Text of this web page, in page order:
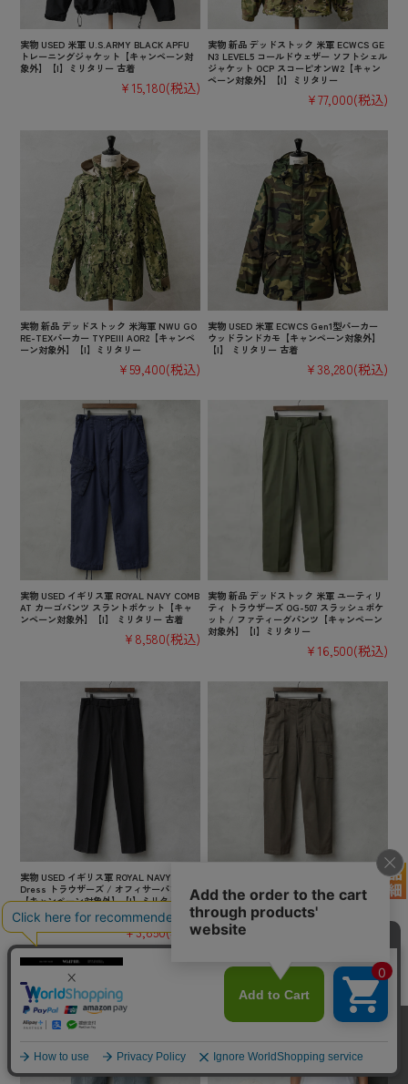
実物 USED 米軍 U.S.ARMY BLACK APFU
トレーニングジャケット【キャンペーン対
象外】【I】ミリタリー 古着
¥15,180(税込)
実物 新品 デッドストック 米軍 ECWCS GE
N3 LEVEL5 コールドウェザー ソフトシェル
ジャケット OCP スコーピオンW2【キャン
ペーン対象外】【I】ミリタリー
¥77,000(税込)
実物 新品 デッドストック 米海軍 NWU GO
RE-TEXパーカー TYPEIII AOR2【キャンペ
ーン対象外】【I】ミリタリー
¥59,400(税込)
実物 USED 米軍 ECWCS Gen1型パーカー
ウッドランドカモ【キャンペーン対象外】
【I】 ミリタリー 古着
¥38,280(税込)
実物 USED イギリス軍 ROYAL NAVY COMB
AT カーゴパンツ スラントポケット【キャ
ンペーン対象外】【I】 ミリタリー 古着
¥8,580(税込)
実物 新品 デッドストック 米軍 ユーティリ
ティ トラウザーズ OG-507 スラッシュポケ
ット / ファティーグパンツ【キャンペーン
対象外】【I】ミリタリー
¥16,500(税込)
実物 USED イギリス軍 ROYAL NAVY No.3
Dress トラウザーズ / オフィサーパンツ
【キャンペーン対象外】【I】ミリタリー 古
着
¥3,850(税込)
M-75 コットンツイル ファティーグ カーゴ
パンツ ノータック【キャンペーン対象外】
【I】ミリタリー